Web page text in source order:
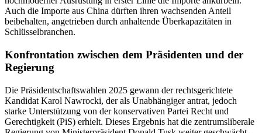
Auch die Importe aus China dürften ihren wachsenden Anteil
beibehalten, angetrieben durch anhaltende Überkapazitäten in
Schlüsselbranchen.
Konfrontation zwischen dem Präsidenten und der
Regierung
Die Präsidentschaftswahlen 2025 gewann der rechtsgerichtete
Kandidat Karol Nawrocki, der als Unabhängiger antrat, jedoch
starke Unterstützung von der konservativen Partei Recht und
Gerechtigkeit (PiS) erhielt. Dieses Ergebnis hat die zentrumsliberale